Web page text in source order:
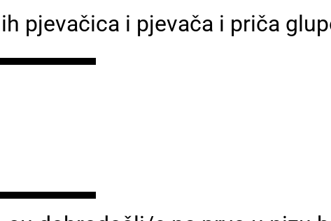
pjevačica i pjevača i priča